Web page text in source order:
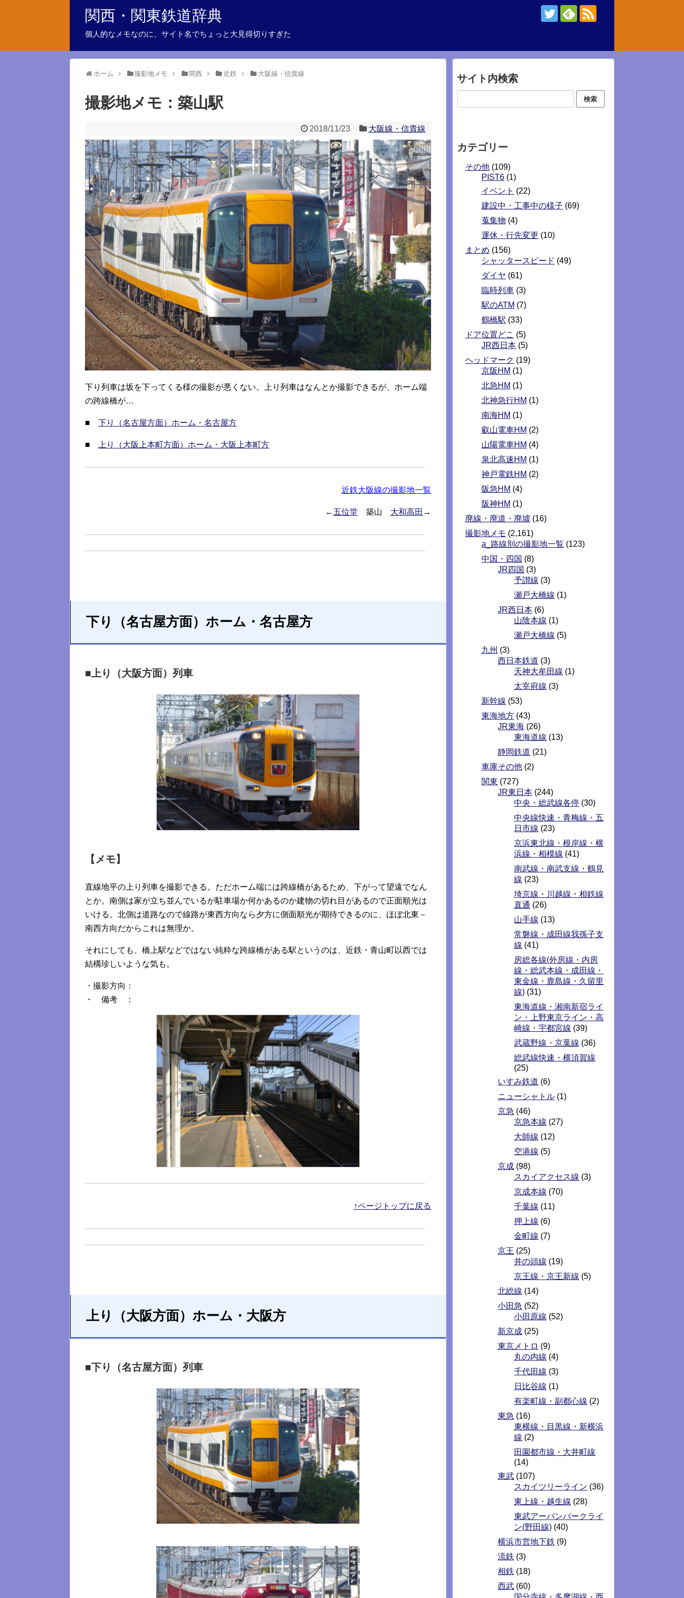
関西・関東鉄道辞典
個人的なメモなのに、サイト名でちょっと大見得切りすぎた
ホーム 撮影地メモ 関西 近鉄 大阪線・信貴線
撮影地メモ：築山駅
2018/11/23 大阪線・信貴線
下り列車は坂を下ってくる様の撮影が悪くない。上り列車はなんとか撮影できるが、ホーム端
の跨線橋が…
■ 下り（名古屋方面）ホーム・名古屋方
■ 上り（大阪上本町方面）ホーム・大阪上本町方
近鉄大阪線の撮影地一覧
← 五位堂 築山 大和高田 →
下り（名古屋方面）ホーム・名古屋方
■上り（大阪方面）列車
【メモ】
直線地平の上り列車を撮影できる。ただホーム端には跨線橋があるため、下がって望遠でなん
とか。南側は家が立ち並んでいるが駐車場か何かあるのか建物の切れ目があるので正面順光は
いける。北側は道路なので線路が東西方向なら夕方に側面順光が期待できるのに、ほぼ北東－
南西方向だからこれは無理か。
それにしても、橋上駅などではない純粋な跨線橋がある駅というのは、近鉄・青山町以西では
結構珍しいような気も。
・撮影方向：
・ 備考 ：
↑ページトップに戻る
上り（大阪方面）ホーム・大阪方
■下り（名古屋方面）列車
サイト内検索
カテゴリー
その他 (109)
PIST6 (1)
イベント (22)
建設中・工事中の様子 (69)
蒐集物 (4)
運休・行先変更 (10)
まとめ (156)
シャッタースピード (49)
ダイヤ (61)
臨時列車 (3)
駅のATM (7)
鶴橋駅 (33)
ドア位置どこ (5)
JR西日本 (5)
ヘッドマーク (19)
京阪HM (1)
北急HM (1)
北神急行HM (1)
南海HM (1)
叡山電車HM (2)
山陽電車HM (4)
泉北高速HM (1)
神戸電鉄HM (2)
阪急HM (4)
阪神HM (1)
廃線・廃道・廃墟 (16)
撮影地メモ (2,161)
a_路線別の撮影地一覧 (123)
中国・四国 (8)
JR四国 (3)
予讃線 (3)
瀬戸大橋線 (1)
JR西日本 (6)
山陰本線 (1)
瀬戸大橋線 (5)
九州 (3)
西日本鉄道 (3)
天神大牟田線 (1)
太宰府線 (3)
新幹線 (53)
東海地方 (43)
JR東海 (26)
東海道線 (13)
静岡鉄道 (21)
車庫その他 (2)
関東 (727)
JR東日本 (244)
中央・総武線各停 (30)
中央線快速・青梅線・五
日市線 (23)
京浜東北線・根岸線・横
浜線・相模線 (41)
南武線・南武支線・鶴見
線 (23)
埼京線・川越線・相鉄線
直通 (26)
山手線 (13)
常磐線・成田線我孫子支
線 (41)
房総各線(外房線・内房
線・総武本線・成田線・
東金線・鹿島線・久留里
線) (31)
東海道線・湘南新宿ライ
ン・上野東京ライン・高
崎線・宇都宮線 (39)
武蔵野線・京葉線 (36)
総武線快速・横須賀線
(25)
いすみ鉄道 (6)
ニューシャトル (1)
京急 (46)
京急本線 (27)
大師線 (12)
空港線 (5)
京成 (98)
スカイアクセス線 (3)
京成本線 (70)
千葉線 (11)
押上線 (6)
金町線 (7)
京王 (25)
井の頭線 (19)
京王線・京王新線 (5)
北総線 (14)
小田急 (52)
小田原線 (52)
新京成 (25)
東京メトロ (9)
丸の内線 (4)
千代田線 (3)
日比谷線 (1)
有楽町線・副都心線 (2)
東急 (16)
東横線・目黒線・新横浜
線 (2)
田園都市線・大井町線
(14)
東武 (107)
スカイツリーライン (36)
東上線・越生線 (28)
東武アーバンパークライ
ン(野田線) (40)
横浜市営地下鉄 (9)
流鉄 (3)
相鉄 (18)
西武 (60)